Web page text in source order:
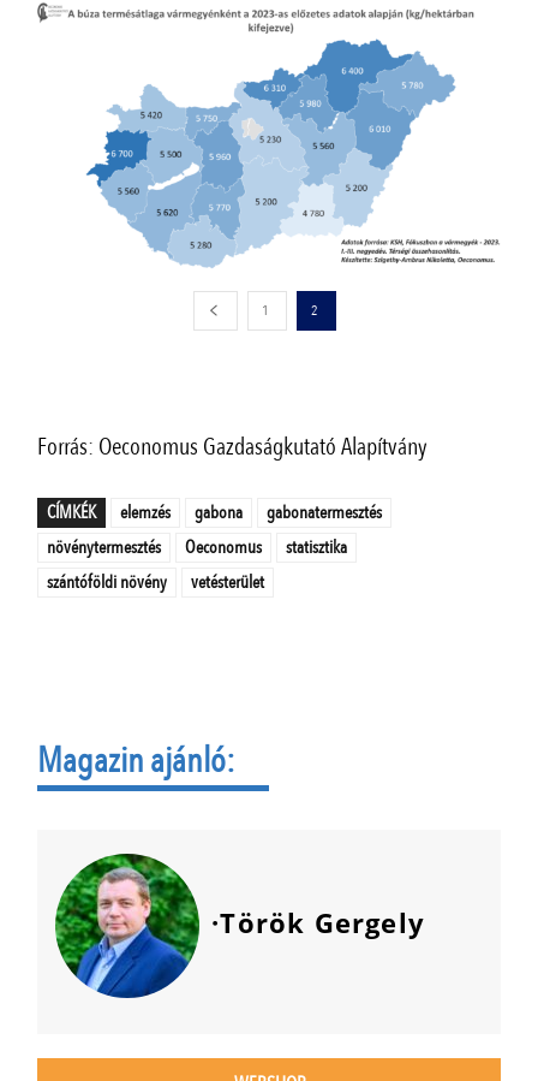
1 2
Forrás: Oeconomus Gazdaságkutató Alapítvány
CÍMKÉK elemzés gabona
gabonatermesztés
növénytermesztés
Oeconomus
statisztika
szántóföldi növény
vetésterület
Magazin ajánló:
·Török Gergely